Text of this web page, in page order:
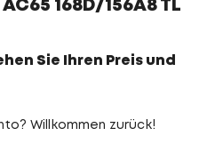
168D/156A8 TL
Sie Ihren Preis und
Willkommen zurück!